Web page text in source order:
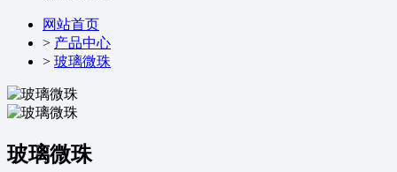
网站首页
> 产品中心
> 玻璃微珠
玻璃微珠